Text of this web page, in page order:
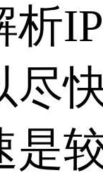
析
尽
是